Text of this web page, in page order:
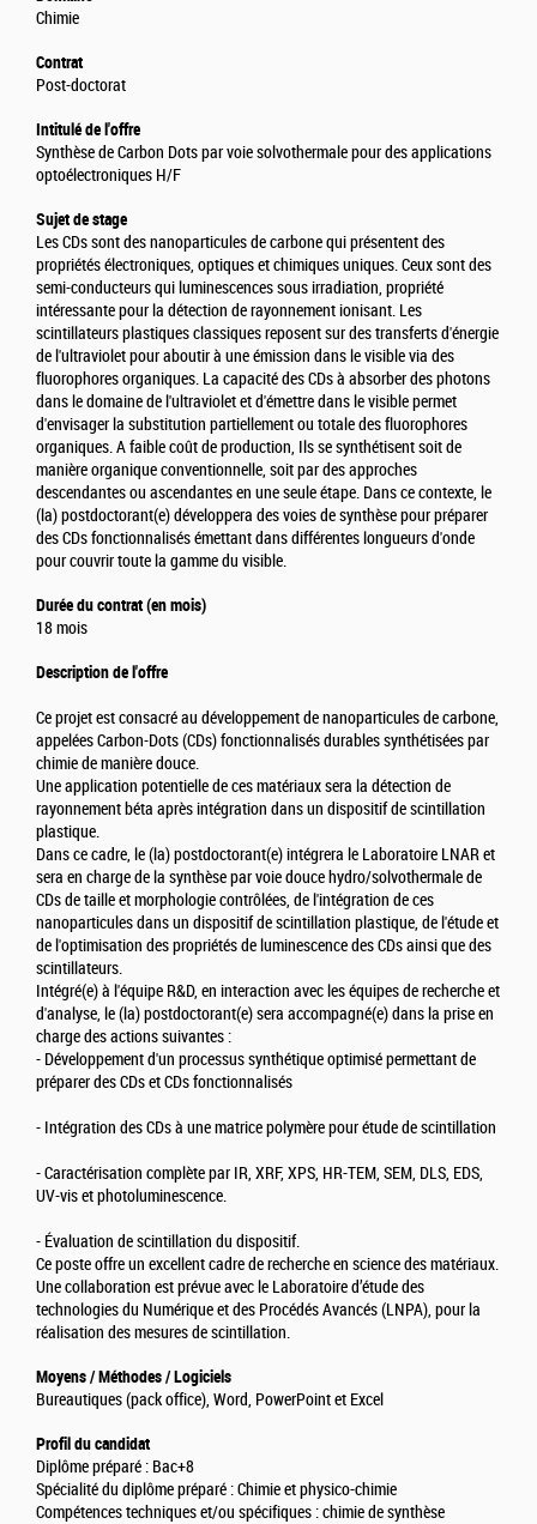
Chimie
Contrat
Post-doctorat
Intitulé de l'offre
Synthèse de Carbon Dots par voie solvothermale pour des applications
optoélectroniques H/F
Sujet de stage
Les CDs sont des nanoparticules de carbone qui présentent des
propriétés électroniques, optiques et chimiques uniques. Ceux sont des
semi-conducteurs qui luminescences sous irradiation, propriété
intéressante pour la détection de rayonnement ionisant. Les
scintillateurs plastiques classiques reposent sur des transferts d'énergie
de l'ultraviolet pour aboutir à une émission dans le visible via des
fluorophores organiques. La capacité des CDs à absorber des photons
dans le domaine de l'ultraviolet et d'émettre dans le visible permet
d'envisager la substitution partiellement ou totale des fluorophores
organiques. A faible coût de production, Ils se synthétisent soit de
manière organique conventionnelle, soit par des approches
descendantes ou ascendantes en une seule étape. Dans ce contexte, le
(la) postdoctorant(e) développera des voies de synthèse pour préparer
des CDs fonctionnalisés émettant dans différentes longueurs d'onde
pour couvrir toute la gamme du visible.
Durée du contrat (en mois)
18 mois
Description de l'offre
Ce projet est consacré au développement de nanoparticules de carbone,
appelées Carbon-Dots (CDs) fonctionnalisés durables synthétisées par
chimie de manière douce.
Une application potentielle de ces matériaux sera la détection de
rayonnement béta après intégration dans un dispositif de scintillation
plastique.
Dans ce cadre, le (la) postdoctorant(e) intégrera le Laboratoire LNAR et
sera en charge de la synthèse par voie douce hydro/solvothermale de
CDs de taille et morphologie contrôlées, de l'intégration de ces
nanoparticules dans un dispositif de scintillation plastique, de l'étude et
de l'optimisation des propriétés de luminescence des CDs ainsi que des
scintillateurs.
Intégré(e) à l'équipe R&D, en interaction avec les équipes de recherche et
d'analyse, le (la) postdoctorant(e) sera accompagné(e) dans la prise en
charge des actions suivantes :
- Développement d'un processus synthétique optimisé permettant de
préparer des CDs et CDs fonctionnalisés
- Intégration des CDs à une matrice polymère pour étude de scintillation
- Caractérisation complète par IR, XRF, XPS, HR-TEM, SEM, DLS, EDS,
UV-vis et photoluminescence.
- Évaluation de scintillation du dispositif.
Ce poste offre un excellent cadre de recherche en science des matériaux.
Une collaboration est prévue avec le Laboratoire d’étude des
technologies du Numérique et des Procédés Avancés (LNPA), pour la
réalisation des mesures de scintillation.
Moyens / Méthodes / Logiciels
Bureautiques (pack office), Word, PowerPoint et Excel
Profil du candidat
Diplôme préparé : Bac+8
Spécialité du diplôme préparé : Chimie et physico-chimie
Compétences techniques et/ou spécifiques : chimie de synthèse